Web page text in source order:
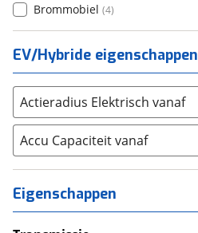
Alpina (0
Alpine
Aston Martin (1)
Audi
Austin ( 5)
Auto Union (1)
Bentley (0)
Brommobiel (4)
EV/Hybride eigenschappen
Actieradius Elektrisch vanaf
Accu Capaciteit vanaf
Eigenschappen